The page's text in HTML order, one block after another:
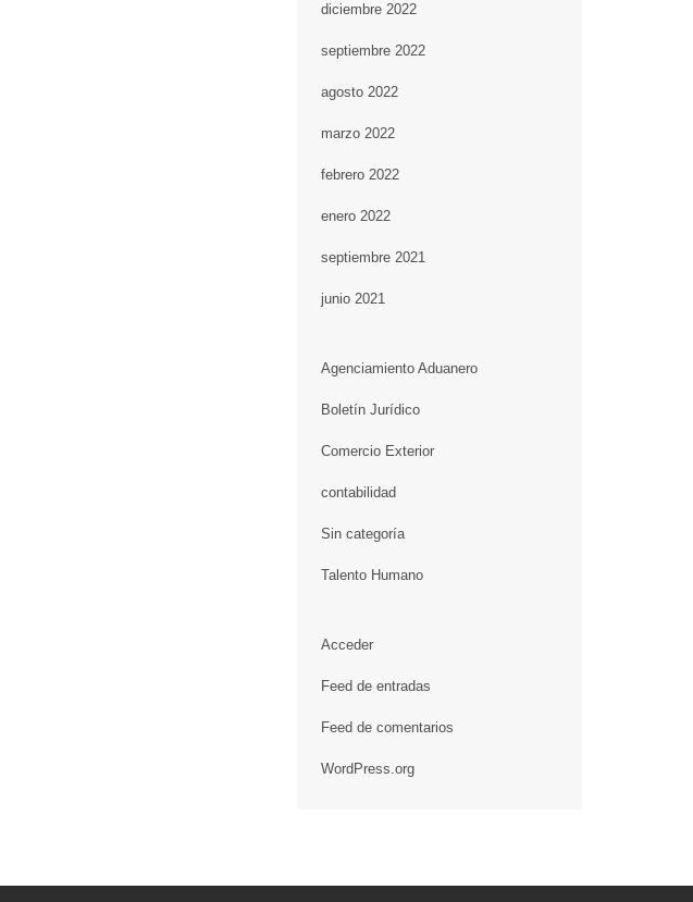
diciembre 2022
septiembre 2022
agosto 2022
marzo 2022
febrero 2022
enero 2022
septiembre 2021
junio 2021
Agenciamiento Aduanero
Boletín Jurídico
Comercio Exterior
contabilidad
Sin categoría
Talento Humano
Acceder
Feed de entradas
Feed de comentarios
WordPress.org